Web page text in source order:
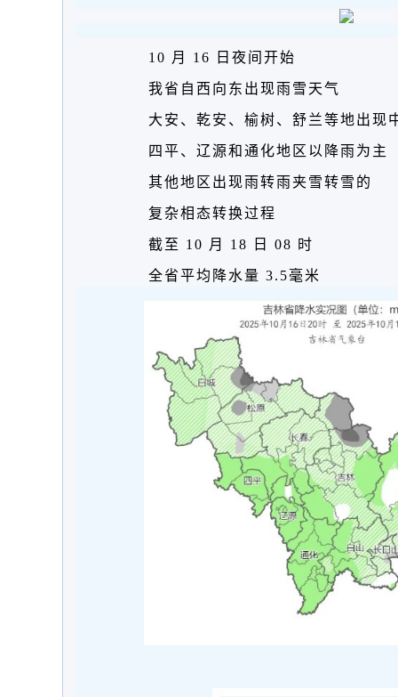
10 月 16 日夜间开始
我省自西向东出现雨雪天气
大安、乾安、榆树、舒兰等地出现
四平、辽源和通化地区以降雨为主
其他地区出现雨转雨夹雪转雪的
复杂相态转换过程
截至 10 月 18 日 08 时
全省平均降水量 3.5毫米